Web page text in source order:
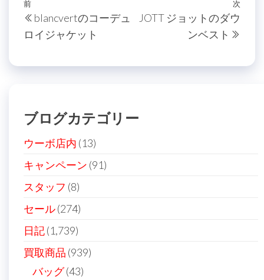
投
稿
ナ
ビ
シ
ョ
ン
過
去
の
前
blancvertのコーデュ
ロイジャケット
次
次
JOTT ジョットのダウ
ンベスト
ブログカテゴリー
ウーボ店内 (13)
キャンペーン (91)
スタッフ (8)
セール(274)
日記(1,739)
買取商品 (939)
バッグ(43)